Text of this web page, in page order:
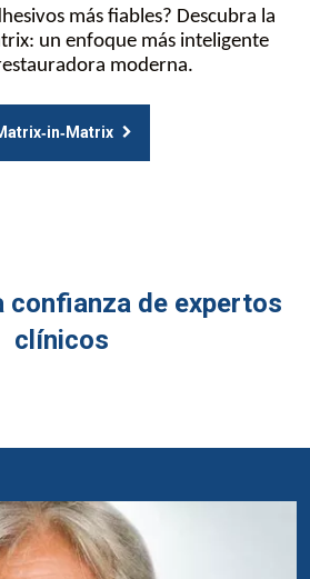
más fiables? Descubra la
un enfoque más inteligente
moderna.
confianza de expertos
clínicos